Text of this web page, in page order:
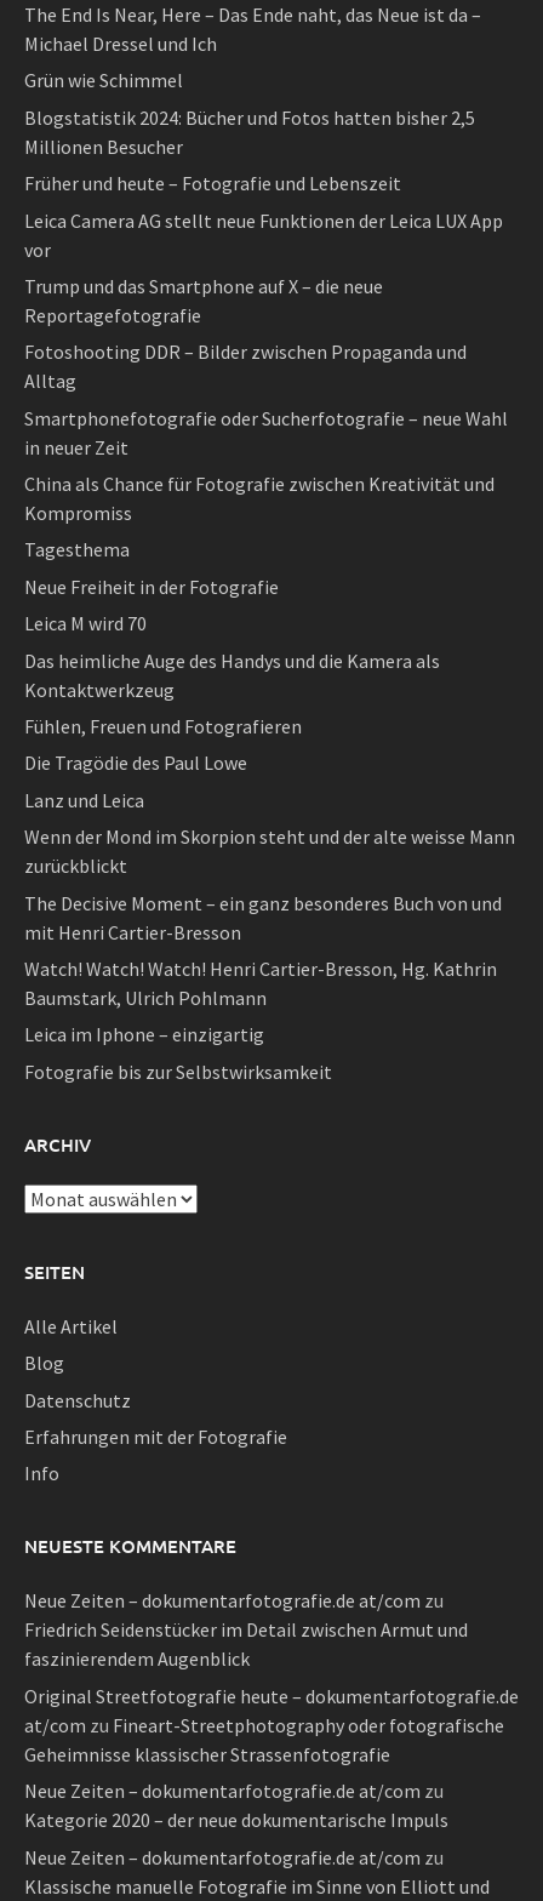
The End Is Near, Here – Das Ende naht, das Neue ist da –
Michael Dressel und Ich
Grün wie Schimmel
Blogstatistik 2024: Bücher und Fotos hatten bisher 2,5
Millionen Besucher
Früher und heute – Fotografie und Lebenszeit
Leica Camera AG stellt neue Funktionen der Leica LUX App
vor
Trump und das Smartphone auf X – die neue
Reportagefotografie
Fotoshooting DDR – Bilder zwischen Propaganda und
Alltag
Smartphonefotografie oder Sucherfotografie – neue Wahl
in neuer Zeit
China als Chance für Fotografie zwischen Kreativität und
Kompromiss
Tagesthema
Neue Freiheit in der Fotografie
Leica M wird 70
Das heimliche Auge des Handys und die Kamera als
Kontaktwerkzeug
Fühlen, Freuen und Fotografieren
Die Tragödie des Paul Lowe
Lanz und Leica
Wenn der Mond im Skorpion steht und der alte weisse Mann
zurückblickt
The Decisive Moment – ein ganz besonderes Buch von und
mit Henri Cartier-Bresson
Watch! Watch! Watch! Henri Cartier-Bresson, Hg. Kathrin
Baumstark, Ulrich Pohlmann
Leica im Iphone – einzigartig
Fotografie bis zur Selbstwirksamkeit
ARCHIV
Archiv
SEITEN
Alle Artikel
Blog
Datenschutz
Erfahrungen mit der Fotografie
Info
NEUESTE KOMMENTARE
Neue Zeiten – dokumentarfotografie.de at/com zu
Friedrich Seidenstücker im Detail zwischen Armut und
faszinierendem Augenblick
Original Streetfotografie heute – dokumentarfotografie.de
at/com zu Fineart-Streetphotography oder fotografische
Geheimnisse klassischer Strassenfotografie
Neue Zeiten – dokumentarfotografie.de at/com zu
Kategorie 2020 – der neue dokumentarische Impuls
Neue Zeiten – dokumentarfotografie.de at/com zu
Klassische manuelle Fotografie im Sinne von Elliott und